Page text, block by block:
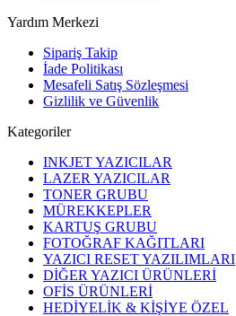
Yardım Merkezi
Sipariş Takip
İade Politikası
Mesafeli Satış Sözleşmesi
Gizlilik ve Güvenlik
Kategoriler
INKJET YAZICILAR
LAZER YAZICILAR
TONER GRUBU
MÜREKKEPLER
KARTUŞ GRUBU
FOTOĞRAF KAĞITLARI
YAZICI RESET YAZILIMLARI
DİĞER YAZICI ÜRÜNLERİ
OFİS ÜRÜNLERİ
HEDİYELİK & KİŞİYE ÖZEL